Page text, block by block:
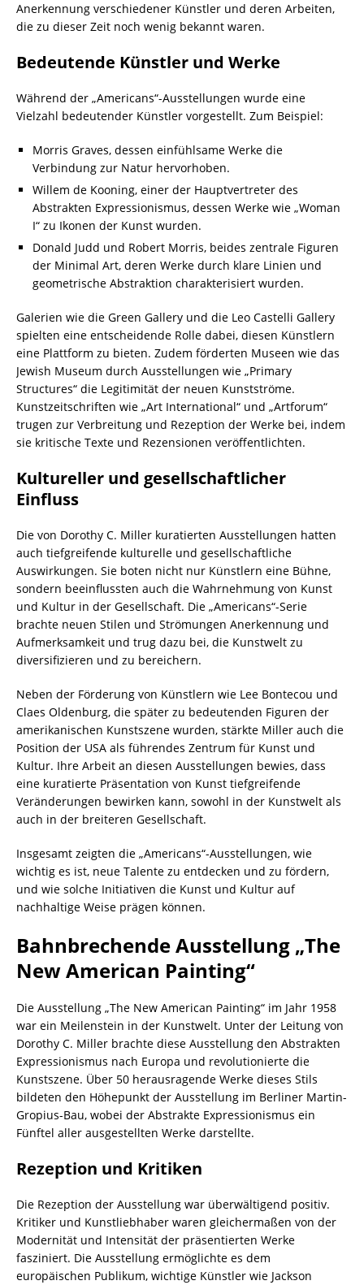
Anerkennung verschiedener Künstler und deren Arbeiten,
die zu dieser Zeit noch wenig bekannt waren.
Bedeutende Künstler und Werke
Während der „Americans“-Ausstellungen wurde eine
Vielzahl bedeutender Künstler vorgestellt. Zum Beispiel:
Morris Graves, dessen einfühlsame Werke die
Verbindung zur Natur hervorhoben.
Willem de Kooning, einer der Hauptvertreter des
Abstrakten Expressionismus, dessen Werke wie „Woman
I“ zu Ikonen der Kunst wurden.
Donald Judd und Robert Morris, beides zentrale Figuren
der Minimal Art, deren Werke durch klare Linien und
geometrische Abstraktion charakterisiert wurden.
Galerien wie die Green Gallery und die Leo Castelli Gallery
spielten eine entscheidende Rolle dabei, diesen Künstlern
eine Plattform zu bieten. Zudem förderten Museen wie das
Jewish Museum durch Ausstellungen wie „Primary
Structures“ die Legitimität der neuen Kunstströme.
Kunstzeitschriften wie „Art International“ und „Artforum“
trugen zur Verbreitung und Rezeption der Werke bei, indem
sie kritische Texte und Rezensionen veröffentlichten.
Kultureller und gesellschaftlicher
Einfluss
Die von Dorothy C. Miller kuratierten Ausstellungen hatten
auch tiefgreifende kulturelle und gesellschaftliche
Auswirkungen. Sie boten nicht nur Künstlern eine Bühne,
sondern beeinflussten auch die Wahrnehmung von Kunst
und Kultur in der Gesellschaft. Die „Americans“-Serie
brachte neuen Stilen und Strömungen Anerkennung und
Aufmerksamkeit und trug dazu bei, die Kunstwelt zu
diversifizieren und zu bereichern.
Neben der Förderung von Künstlern wie Lee Bontecou und
Claes Oldenburg, die später zu bedeutenden Figuren der
amerikanischen Kunstszene wurden, stärkte Miller auch die
Position der USA als führendes Zentrum für Kunst und
Kultur. Ihre Arbeit an diesen Ausstellungen bewies, dass
eine kuratierte Präsentation von Kunst tiefgreifende
Veränderungen bewirken kann, sowohl in der Kunstwelt als
auch in der breiteren Gesellschaft.
Insgesamt zeigten die „Americans“-Ausstellungen, wie
wichtig es ist, neue Talente zu entdecken und zu fördern,
und wie solche Initiativen die Kunst und Kultur auf
nachhaltige Weise prägen können.
Bahnbrechende Ausstellung „The
New American Painting“
Die Ausstellung „The New American Painting“ im Jahr 1958
war ein Meilenstein in der Kunstwelt. Unter der Leitung von
Dorothy C. Miller brachte diese Ausstellung den Abstrakten
Expressionismus nach Europa und revolutionierte die
Kunstszene. Über 50 herausragende Werke dieses Stils
bildeten den Höhepunkt der Ausstellung im Berliner Martin-
Gropius-Bau, wobei der Abstrakte Expressionismus ein
Fünftel aller ausgestellten Werke darstellte.
Rezeption und Kritiken
Die Rezeption der Ausstellung war überwältigend positiv.
Kritiker und Kunstliebhaber waren gleichermaßen von der
Modernität und Intensität der präsentierten Werke
fasziniert. Die Ausstellung ermöglichte es dem
europäischen Publikum, wichtige Künstler wie Jackson